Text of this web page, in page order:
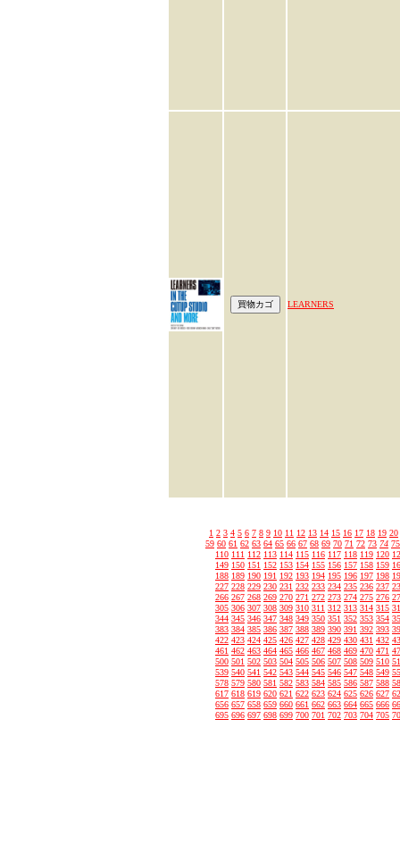
LEARNERS
1 2 3 4 5 6 7 8 9 10 11 12 13 14 15 16 17 18 19 20
59 60 61 62 63 64 65 66 67 68 69 70 71 72 73 74 75
110 111 112 113 114 115 116 117 118 119 120
149 150 151 152 153 154 155 156 157 158 159
188 189 190 191 192 193 194 195 196 197 198
227 228 229 230 231 232 233 234 235 236 237
266 267 268 269 270 271 272 273 274 275 276
305 306 307 308 309 310 311 312 313 314 315
344 345 346 347 348 349 350 351 352 353 354
383 384 385 386 387 388 389 390 391 392 393
422 423 424 425 426 427 428 429 430 431 432
461 462 463 464 465 466 467 468 469 470 471
500 501 502 503 504 505 506 507 508 509 510
539 540 541 542 543 544 545 546 547 548 549
578 579 580 581 582 583 584 585 586 587 588
617 618 619 620 621 622 623 624 625 626 627
656 657 658 659 660 661 662 663 664 665 666
695 696 697 698 699 700 701 702 703 704 705